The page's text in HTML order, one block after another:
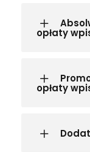
opłaty
opłaty